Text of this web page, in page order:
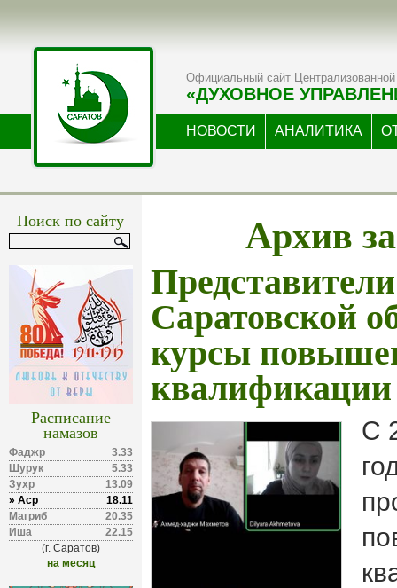
Официальный сайт Централизованной
«ДУХОВНОЕ
НОВОСТИ АНАЛИТИКА
Поиск по сайту
Расписание
намазов
Фаджр
3.33
Шурук
5.33
Зухр
13.09
» Аср
18.11
Магриб
20.35
Иша
22.15
(г. Саратов)
на месяц
Архив
Саратовской
курсы
квалификации
C